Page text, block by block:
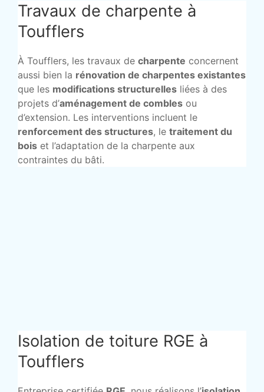
Travaux de charpente à
Toufflers
À Toufflers, les travaux de charpente concernent
aussi bien la rénovation de charpentes existantes
que les modifications structurelles liées à des
projets d’aménagement de combles ou
d’extension. Les interventions incluent le
renforcement des structures, le traitement du
bois et l’adaptation de la charpente aux
contraintes du bâti.
Isolation de toiture RGE à
Toufflers